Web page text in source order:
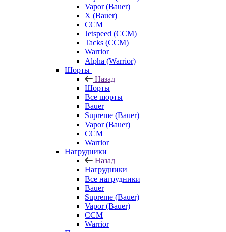
Vapor (Bauer)
X (Bauer)
CCM
Jetspeed (CCM)
Tacks (CCM)
Warrior
Alpha (Warrior)
Шорты
Назад
Шорты
Все шорты
Bauer
Supreme (Bauer)
Vapor (Bauer)
CCM
Warrior
Нагрудники
Назад
Нагрудники
Все нагрудники
Bauer
Supreme (Bauer)
Vapor (Bauer)
CCM
Warrior